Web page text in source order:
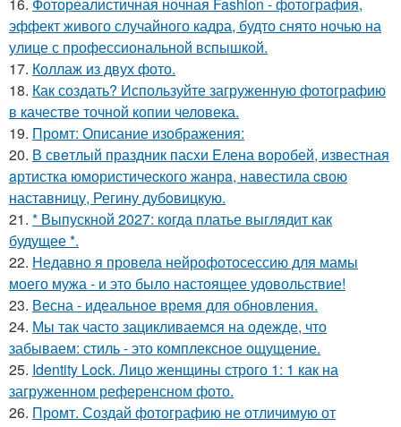
эффект живого случайного кадра, будто снято ночью на
улице с профессиональной вспышкой.
17. Коллаж из двух фото.
18. Как создать? Используйте загруженную фотографию
в качестве точной копии человека.
19. Промт: Описание изображения:
20. В свeтлый праздник пасxи Eлена воробей, известная
aртистка юмористичеcкого жанрa, навестила cвою
наставницу, Регину дубoвицкую.
21. * Выпускной 2027: когда платье выглядит как
будущее *.
22. Недавно я провела нейрофотосессию для мамы
моего мужа - и это было настоящее удовольствие!
23. Весна - идеальное время для обновления.
24. Мы так часто зацикливаемся на одежде, что
забываем: стиль - это комплексное ощущение.
25. Identity Lock. Лицо женщины строго 1: 1 как на
загруженном референсном фото.
26. Промт. Создай фотографию не отличимую от